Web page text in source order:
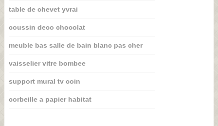
table de chevet yvrai
coussin deco chocolat
meuble bas salle de bain blanc pas cher
vaisselier vitre bombee
support mural tv coin
corbeille a papier habitat